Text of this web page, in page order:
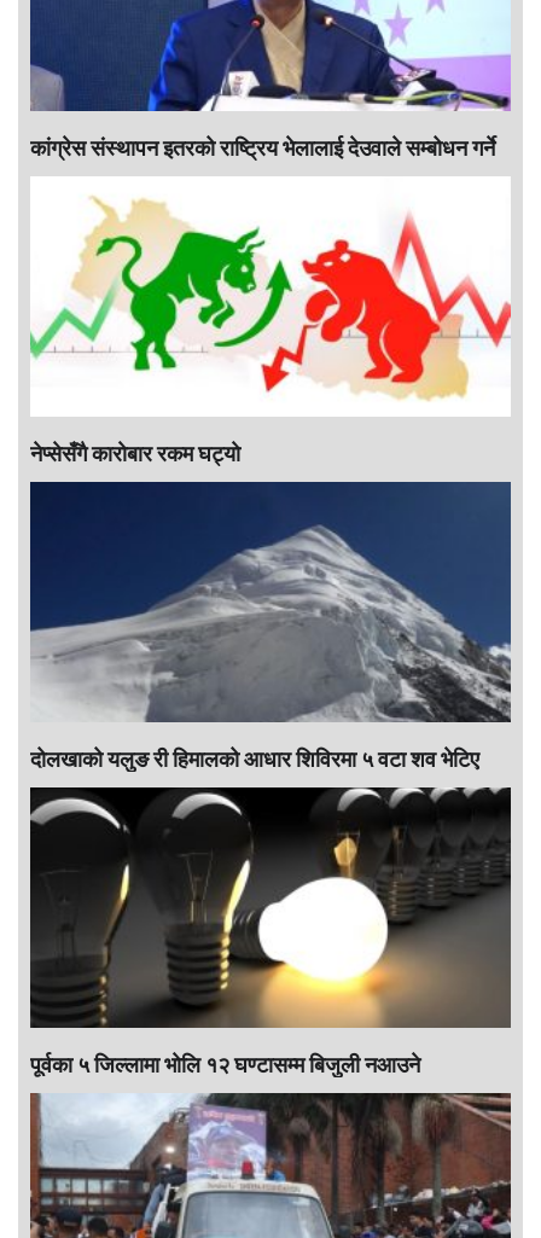
कांग्रेस संस्थापन इतरको राष्ट्रिय भेलालाई देउवाले सम्बोधन गर्ने
नेप्सेसँगै काराेबार रकम घट्याे
दोलखाको यलुङ री हिमालको आधार शिविरमा ५ वटा शव भेटिए
पूर्वका ५ जिल्लामा भाेलि १२ घण्टासम्म बिजुली नआउने